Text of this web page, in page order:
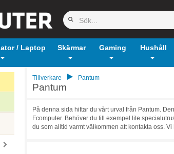
/ Laptop Skärmar Gaming Hushåll
Tillverkare Pantum
Pantum
På denna sida hittar du vårt urval från Pantum.
Fcomputer. Behöver du till exempel lite
du som alltid varmt välkommen att kontakta oss.